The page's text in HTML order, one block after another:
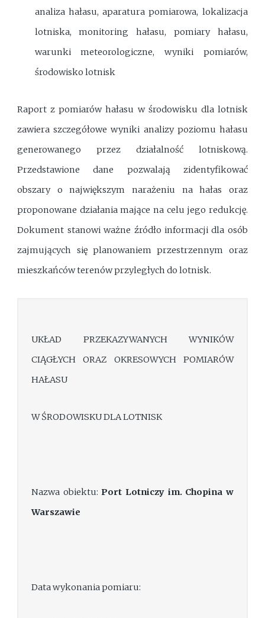
analiza hałasu, aparatura pomiarowa, lokalizacja
lotniska, monitoring hałasu, pomiary hałasu,
warunki meteorologiczne, wyniki pomiarów,
środowisko lotnisk
Raport z pomiarów hałasu w środowisku dla lotnisk
zawiera szczegółowe wyniki analizy poziomu hałasu
generowanego przez działalność lotniskową.
Przedstawione dane pozwalają zidentyfikować
obszary o największym narażeniu na hałas oraz
proponowane działania mające na celu jego redukcję.
Dokument stanowi ważne źródło informacji dla osób
zajmujących się planowaniem przestrzennym oraz
mieszkańców terenów przyległych do lotnisk.
UKŁAD PRZEKAZYWANYCH WYNIKÓW
CIĄGŁYCH ORAZ OKRESOWYCH POMIARÓW
HAŁASU
W ŚRODOWISKU DLA LOTNISK
Nazwa obiektu:Port Lotniczy im. Chopina w
Warszawie
Data wykonania pomiaru: